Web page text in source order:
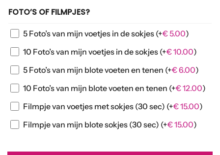
FOTO’S OF FILMPJES?
5 Foto’s van mijn voetjes in de sokjes (+€5.00)
10 Foto’s van mijn voetjes in de sokjes (+€10.00)
5 Foto’s van mijn blote voeten en tenen (+€6.00)
10 Foto’s van mijn blote voeten en tenen (+€12.00)
Filmpje van voetjes met sokjes (30 sec) (+€15.00)
Filmpje van mijn blote sokjes (30 sec) (+€15.00)